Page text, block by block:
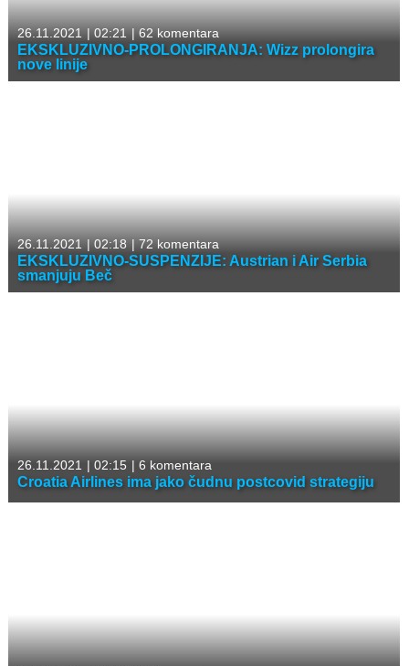
26.11.2021 |02:21 |62 komentara
EKSKLUZIVNO-PROLONGIRANJA: Wizz prolongira
nove linije
26.11.2021 |02:18 |72 komentara
EKSKLUZIVNO-SUSPENZIJE: Austrian i Air Serbia
smanjuju Beč
26.11.2021 | 02:15 | 6 komentara
Croatia Airlines ima jako čudnu postcovid strategiju